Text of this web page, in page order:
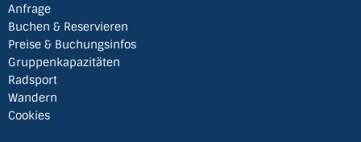
Anfrage
Buchen & Reservieren
Preise & Buchungsinfos
Gruppenkapazitäten
Radsport
Wandern
Cookies